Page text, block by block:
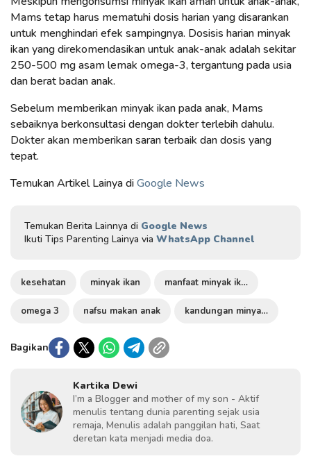
Mams tetap harus mematuhi dosis harian yang disarankan
untuk menghindari efek sampingnya. Dosisis harian minyak
ikan yang direkomendasikan untuk anak-anak adalah sekitar
250-500 mg asam lemak omega-3, tergantung pada usia
dan berat badan anak.
Sebelum memberikan minyak ikan pada anak, Mams
sebaiknya berkonsultasi dengan dokter terlebih dahulu.
Dokter akan memberikan saran terbaik dan dosis yang
tepat.
Temukan Artikel Lainya diGoogle News
Temukan Berita Lainnya di Google News
Ikuti Tips Parenting Lainya via WhatsApp Channel
kesehatan minyak ikan manfaat minyak ikan
omega 3 nafsu makan anak kandungan minyak ikan
Bagikan
Kartika Dewi
I’m a Blogger and mother of my son - Aktif
menulis tentang dunia parenting sejak usia
remaja, Menulis adalah panggilan hati, Saat
deretan kata menjadi media doa.